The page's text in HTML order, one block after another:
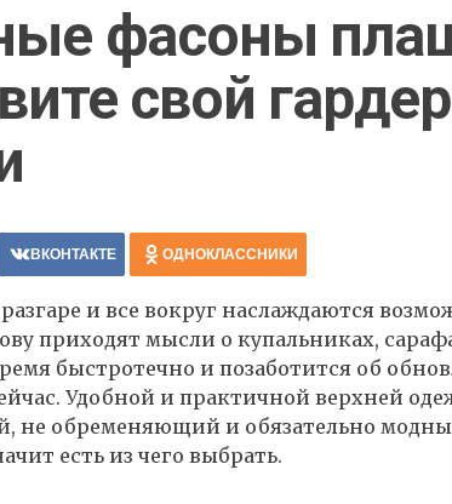
фасоны
свой
ВКОНТАКТЕ ОДНОКЛАССНИКИ
разгаре и все вокруг наслаждаются
приходят мысли о купальниках,
быстротечно и позаботится об
Удобной и практичной верхней
не обременяющий и обязательно
есть из чего выбрать.